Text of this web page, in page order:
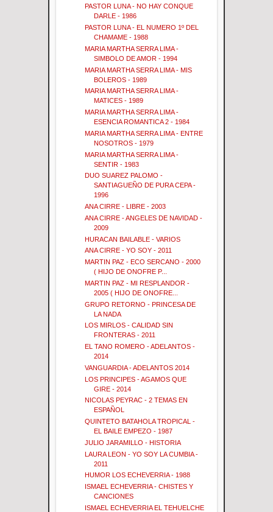
PASTOR LUNA - NO HAY CONQUE
DARLE - 1986
PASTOR LUNA - EL NUMERO 1º DEL
CHAMAME - 1988
MARIA MARTHA SERRA LIMA -
SIMBOLO DE AMOR - 1994
MARIA MARTHA SERRA LIMA - MIS
BOLEROS - 1989
MARIA MARTHA SERRA LIMA -
MATICES - 1989
MARIA MARTHA SERRA LIMA -
ESENCIA ROMANTICA 2 - 1984
MARIA MARTHA SERRA LIMA - ENTRE
NOSOTROS - 1979
MARIA MARTHA SERRA LIMA -
SENTIR - 1983
DUO SUAREZ PALOMO -
SANTIAGUEÑO DE PURA CEPA -
1996
ANA CIRRE - LIBRE - 2003
ANA CIRRE - ANGELES DE NAVIDAD -
2009
HURACAN BAILABLE - VARIOS
ANA CIRRE - YO SOY - 2011
MARTIN PAZ - ECO SERCANO - 2000
( HIJO DE ONOFRE P...
MARTIN PAZ - MI RESPLANDOR -
2005 ( HIJO DE ONOFRE...
GRUPO RETORNO - PRINCESA DE
LA NADA
LOS MIRLOS - CALIDAD SIN
FRONTERAS - 2011
EL TANO ROMERO - ADELANTOS -
2014
VANGUARDIA - ADELANTOS 2014
LOS PRINCIPES - AGAMOS QUE
GIRE - 2014
NICOLAS PEYRAC - 2 TEMAS EN
ESPAÑOL
QUINTETO BATAHOLA TROPICAL -
EL BAILE EMPEZO - 1987
JULIO JARAMILLO - HISTORIA
LAURA LEON - YO SOY LA CUMBIA -
2011
HUMOR LOS ECHEVERRIA - 1988
ISMAEL ECHEVERRIA - CHISTES Y
CANCIONES
ISMAEL ECHEVERRIA EL TEHUELCHE